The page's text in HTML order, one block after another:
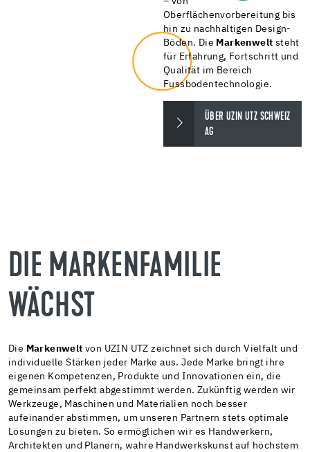
Oberflächenvorbereitung bis
hin zu nachhaltigen Design-
Böden. Die Markenwelt steht
für Erfahrung, Fortschritt und
Qualität im Bereich
Fussbodentechnologie.
ÜBER UZIN UTZ SCHWEIZ
AG
DIE MARKENFAMILIE
WÄCHST
Die Markenwelt von UZIN UTZ zeichnet sich durch Vielfalt und
individuelle Stärken jeder Marke aus. Jede Marke bringt ihre
eigenen Kompetenzen, Produkte und Innovationen ein, die
gemeinsam perfekt abgestimmt werden. Zukünftig werden wir
Werkzeuge, Maschinen und Materialien noch besser
aufeinander abstimmen, um unseren Partnern stets optimale
Lösungen zu bieten. So ermöglichen wir es Handwerkern,
Architekten und Planern, wahre Handwerkskunst auf höchstem